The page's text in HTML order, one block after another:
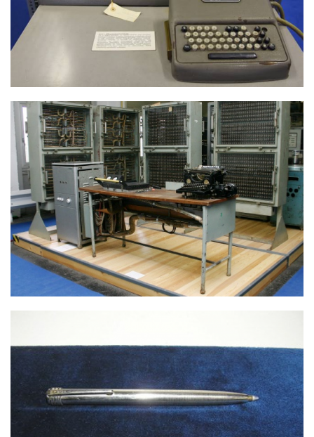
MESZ1 AZ ELSŐ MAGYAR SZÁMÍTÓGÉP
BÍRÓ-TOLL/GOLYÓSTOLL